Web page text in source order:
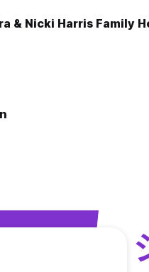
& Nicki Harris Family